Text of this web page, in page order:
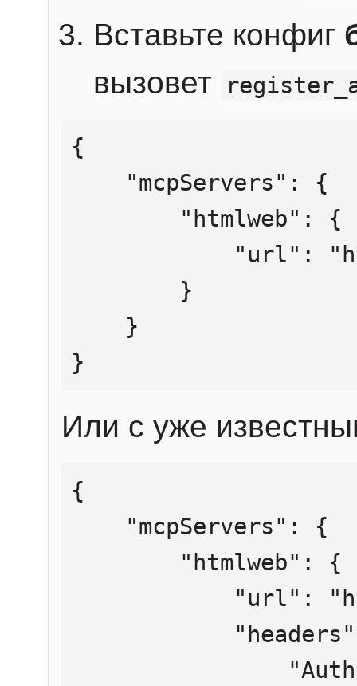
Вставьте конфиг
вызовет
{
}
Или с уже
{